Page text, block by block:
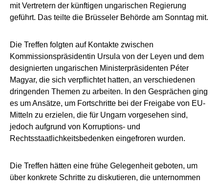
mit Vertretern der künftigen ungarischen Regierung
geführt. Das teilte die Brüsseler Behörde am Sonntag mit.
Die Treffen folgten auf Kontakte zwischen
Kommissionspräsidentin Ursula von der Leyen und dem
designierten ungarischen Ministerpräsidenten Péter
Magyar, die sich verpflichtet hatten, an verschiedenen
dringenden Themen zu arbeiten. In den Gesprächen ging
es um Ansätze, um Fortschritte bei der Freigabe von EU-
Mitteln zu erzielen, die für Ungarn vorgesehen sind,
jedoch aufgrund von Korruptions- und
Rechtsstaatlichkeitsbedenken eingefroren wurden.
Die Treffen hätten eine frühe Gelegenheit geboten, um
über konkrete Schritte zu diskutieren, die unternommen